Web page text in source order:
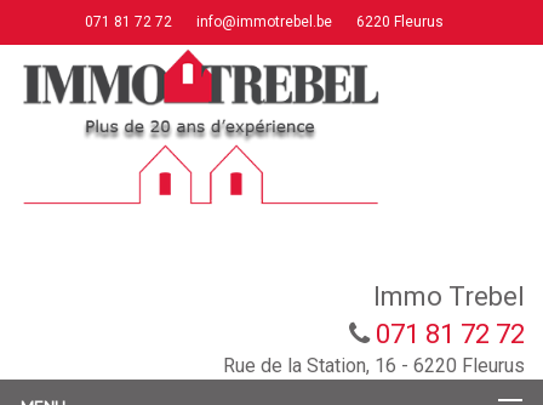
071 81 72 72 info@immotrebel.be 6220 Fleurus
Immo Trebel
071 81 72 72
Rue de la Station, 16 - 6220 Fleurus